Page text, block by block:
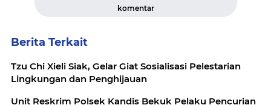
komentar
Berita Terkait
‎Tzu Chi Xieli Siak, Gelar Giat Sosialisasi Pelestarian
Lingkungan dan Penghijauan
Unit Reskrim Polsek Kandis Bekuk Pelaku Pencurian